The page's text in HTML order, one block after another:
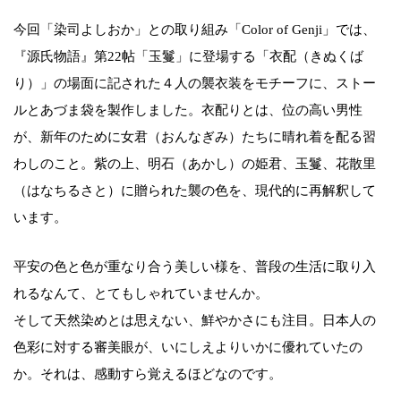
今回「染司よしおか」との取り組み「Color of Genji」では、
『源氏物語』第22帖「玉鬘」に登場する「衣配（きぬくば
り）」の場面に記された４人の襲衣装をモチーフに、ストー
ルとあづま袋を製作しました。衣配りとは、位の高い男性
が、新年のために女君（おんなぎみ）たちに晴れ着を配る習
わしのこと。紫の上、明石（あかし）の姫君、玉鬘、花散里
（はなちるさと）に贈られた襲の色を、現代的に再解釈して
います。
平安の色と色が重なり合う美しい様を、普段の生活に取り入
れるなんて、とてもしゃれていませんか。
そして天然染めとは思えない、鮮やかさにも注目。日本人の
色彩に対する審美眼が、いにしえよりいかに優れていたの
か。それは、感動すら覚えるほどなのです。